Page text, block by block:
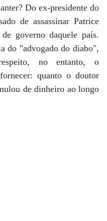
Do ex-presidente do
de assassinar Patrice
governo daquele país.
do "advogado do diabo",
no entanto, o
quanto o doutor
de dinheiro ao longo